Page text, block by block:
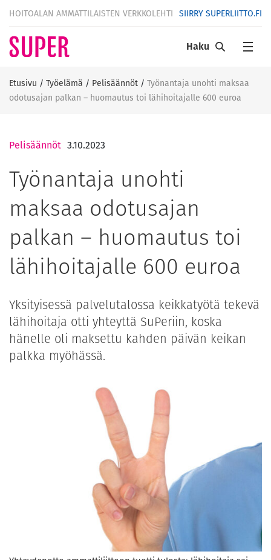
HOITOALAN AMMATTILAISTEN VERKKOLEHTI SIIRRY SUPERLIITTO.FI
Haku
Etusivu / Työelämä / Pelisäännöt / Työnantaja unohti maksaa
odotusajan palkan – huomautus toi lähihoitajalle 600 euroa
Pelisäännöt 3.10.2023
Työnantaja unohti
maksaa odotusajan
palkan – huomautus toi
lähihoitajalle 600 euroa
Yksityisessä palvelutalossa keikkatyötä tekevä
lähihoitaja otti yhteyttä SuPeriin, koska
hänelle oli maksettu kahden päivän keikan
palkka myöhässä.